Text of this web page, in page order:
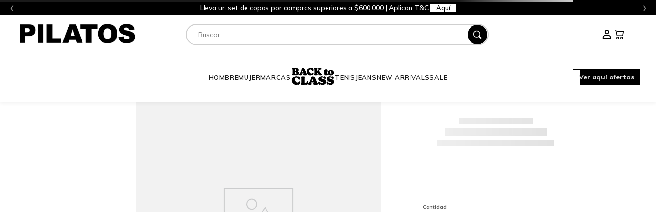
‹ Lleva un set de copas por compras superiores a $600.000 | Aplican T&C Aquí ›
Buscar
HOMBREMUJERMARCAS TENIS JEANSNEW ARRIVALSSALE Ver aquí ofertas
Cantidad